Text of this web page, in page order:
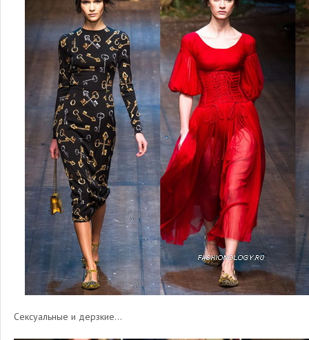
Сексуальные и дерзкие…